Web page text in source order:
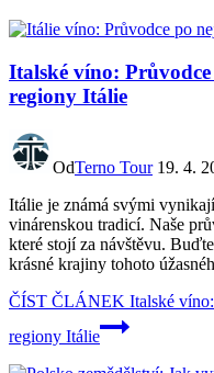
Italské víno:
regiony Itálie
OdTerno Tour 19. 4.
Itálie je známá svými
vinárenskou tradicí. Naše
které stojí za návštěvu.
krásné krajiny tohoto
ČÍST ČLÁNEK Italské
regiony Itálie